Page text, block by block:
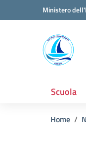
Vai ai contenuti
Vai al menu di navigazione
Ministero
Scuola
Home